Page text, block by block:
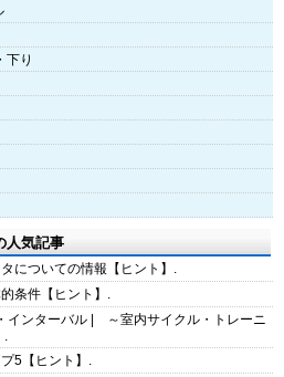
下り
人気記事
についての情報【ヒント】.
条件【ヒント】.
インターバル | ～室内サイクル・トレーニ
.
5【ヒント】.